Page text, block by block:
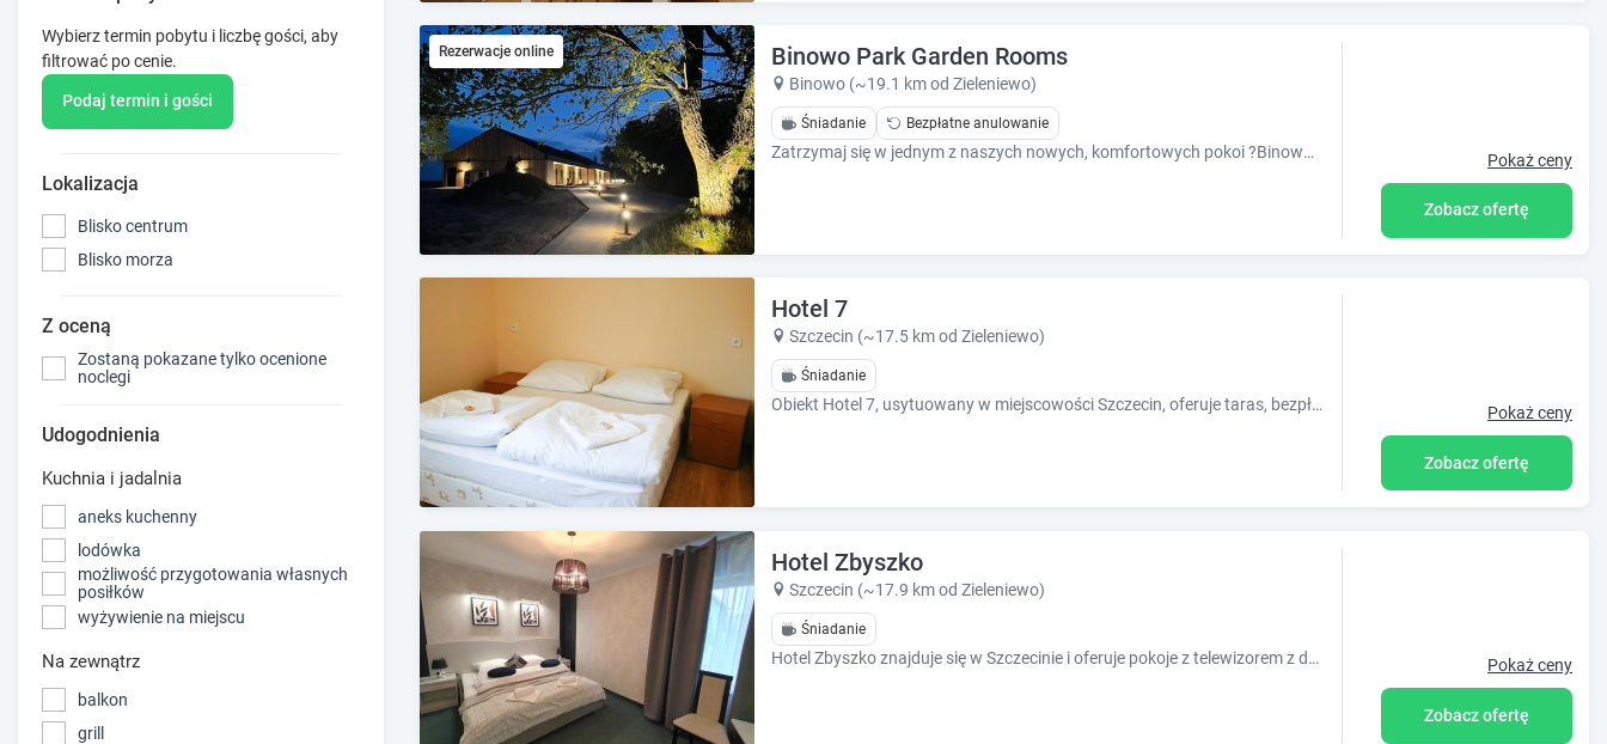
c
a
l
e
n
d
a
r
a
n
d
e
c
t
d
a
t
e
.
s
s
a
l
e
n
d
s
e
e
c
e
.
r
e
Wybierz termin pobytu i liczbę gości, aby
filtrować po cenie.
Podaj termin i gości
Lokalizacja
Blisko centrum
Blisko morza
Z oceną
Zostaną pokazane tylko ocenione
noclegi
Udogodnienia
Kuchnia i jadalnia
aneks kuchenny
lodówka
możliwość przygotowania własnych
posiłków
wyżywienie na miejscu
Na zewnątrz
balkon
grill
Rezerwacje online Binowo Park Garden Rooms
Binowo (~19.1 km od Zieleniewo)
Śniadanie Bezpłatne anulowanie
Zatrzymaj się w jednym z naszych nowych, komfortowych pokoi ?Binowo Park Garden Rooms?, tuż przy 18 dołkowym polu golfowym. Pokaż ceny
Zobacz ofertę
Hotel 7
Szczecin (~17.5 km od Zieleniewo)
Śniadanie
Obiekt Hotel 7, usytuowany w miejscowości Szczecin, oferuje taras, bezpłatny prywatny parking oraz bar. Odległość ważnych miejsc od obiektu: Mi? Pokaż ceny
Zobacz ofertę
Hotel Zbyszko
Szczecin (~17.9 km od Zieleniewo)
Śniadanie
Hotel Zbyszko znajduje się w Szczecinie i oferuje pokoje z telewizorem z dostępem do kanałów telewizji kablowej. Pokaż ceny
Zobacz ofertę